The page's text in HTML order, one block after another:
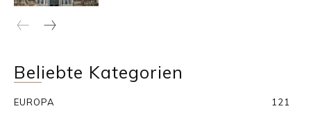
Beliebte Kategorien
EUROPA
121